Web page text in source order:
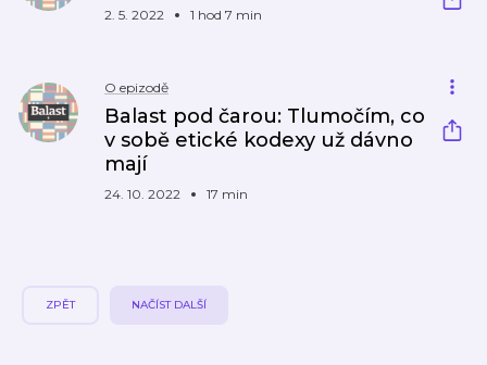
2. 5. 2022 1 hod 7 min
O epizodě
Balast pod čarou: Tlumočím, co
v sobě etické kodexy už dávno
mají
24. 10. 2022 17 min
ZPĚT NAČÍST DALŠÍ